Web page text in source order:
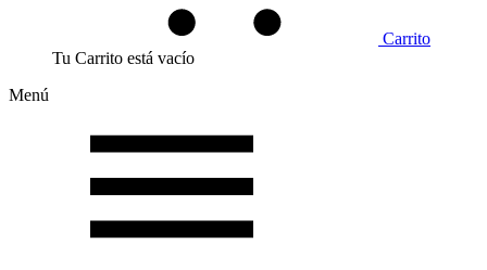
Carrito
Tu Carrito está vacío
Menú